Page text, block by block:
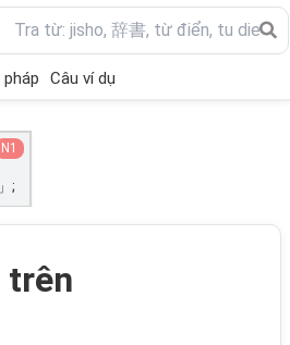
Câu ví dụ
;
N1
trên